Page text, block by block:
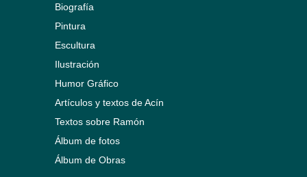
Biografía
Pintura
Escultura
Ilustración
Humor Gráfico
Artículos y textos de Acín
Textos sobre Ramón
Álbum de fotos
Álbum de Obras